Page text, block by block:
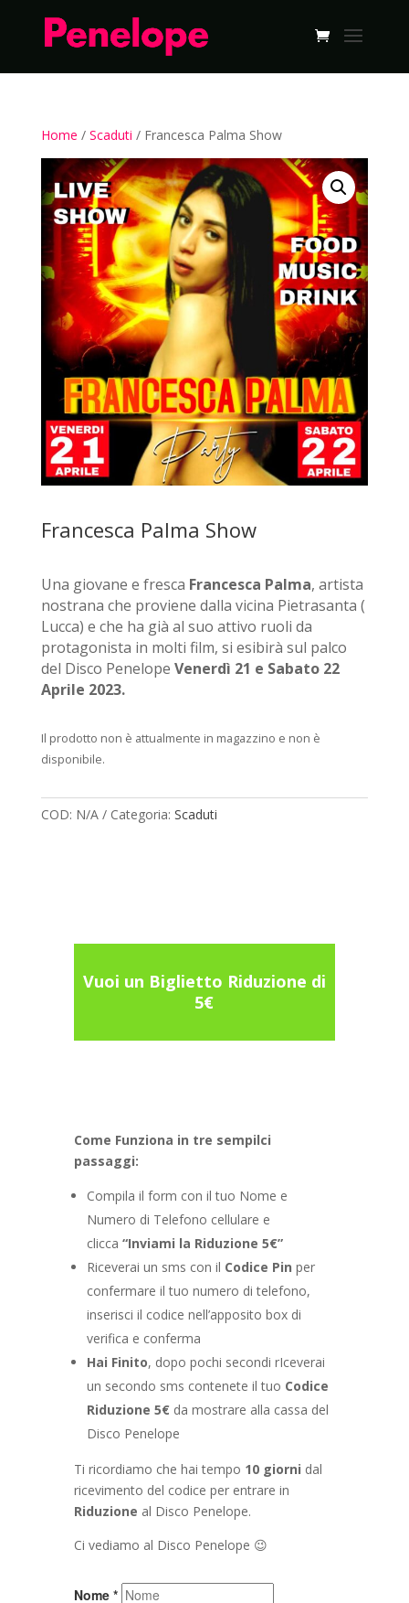
Home / Scaduti / Francesca Palma Show
Francesca Palma Show
Una giovane e fresca Francesca Palma, artista
nostrana che proviene dalla vicina Pietrasanta (
Lucca) e che ha già al suo attivo ruoli da
protagonista in molti film, si esibirà sul palco
del Disco Penelope Venerdì 21 e Sabato 22
Aprile 2023.
Il prodotto non è attualmente in magazzino e non è
disponibile.
COD: N/A Categoria: Scaduti
Vuoi un Biglietto Riduzione di
5€
Come Funziona in tre sempilci
passaggi:
Compila il form con il tuo Nome e
Numero di Telefono cellulare e
clicca “Inviami la Riduzione 5€”
Riceverai un sms con il Codice Pin per
confermare il tuo numero di telefono,
inserisci il codice nell’apposito box di
verifica e conferma
Hai Finito, dopo pochi secondi rIceverai
un secondo sms contenete il tuo Codice
Riduzione 5€da mostrare alla cassa del
Disco Penelope
Ti ricordiamo che hai tempo 10 giorni dal
ricevimento del codice per entrare in
Riduzione al Disco Penelope.
Ci vediamo al Disco Penelope 😉